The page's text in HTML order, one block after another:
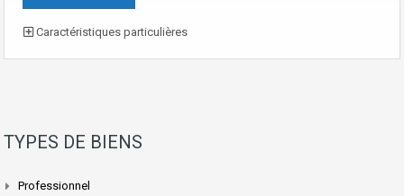
Caractéristiques particulières
TYPES DE BIENS
Professionnel